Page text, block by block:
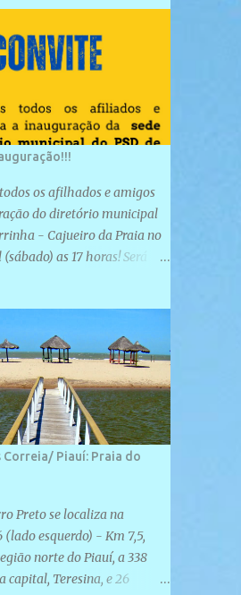
os afilhados e amigos
do diretório municipal
- Cajueiro da Praia no
as 17 horas! Será
São José, 98 Barrinha -
Correia/ Piauí: Praia do
Preto se localiza na
(lado esquerdo) - Km 7,5,
norte do Piauí, a 338
capital, Teresina, e 26